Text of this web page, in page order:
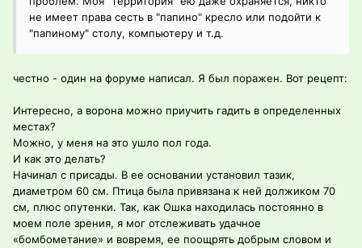
не имеет права сесть в "папино" кресло или подойти к
"папиному" столу, компьютеру и т.д.
честно - один на форуме написал. Я был поражен. Вот рецепт:
Интересно, а ворона можно приучить гадить в определенных
местах?
Можно, у меня на это ушло пол года.
И как это делать?
Начинал с присады. В ее основании установил тазик,
диаметром 60 см. Птица была привязана к ней должиком 70
см, плюс опутенки. Так, как Ошка находилась постоянно в
моем поле зрения, я мог отслеживать удачное
«бомбометание» и вовремя, ее поощрять добрым словом и